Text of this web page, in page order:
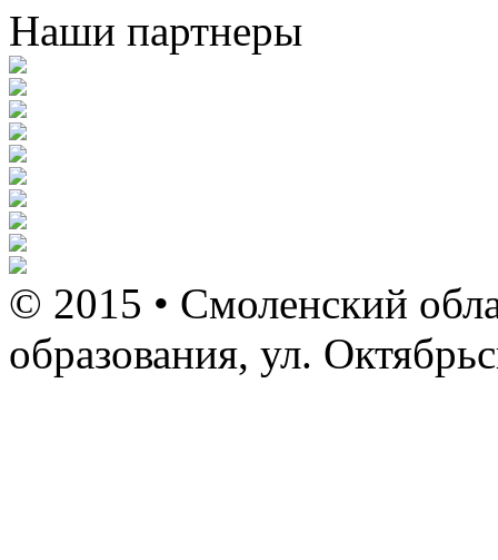
Наши партнеры
© 2015 • Смоленский
образования, ул.